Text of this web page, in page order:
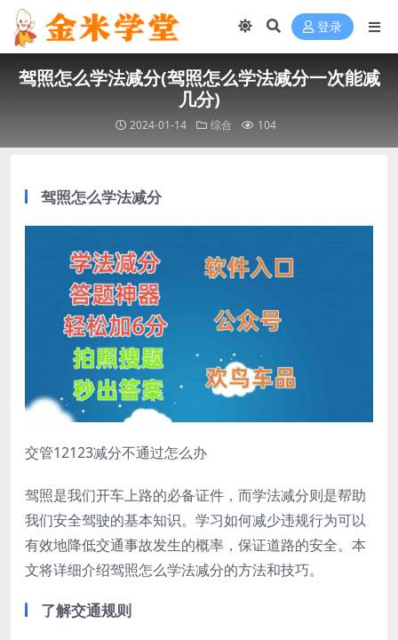
登录
驾照怎么学法减分(驾照怎么学法减分一次能减
几分)
2024-01-14 综合 104
驾照怎么学法减分
交管12123减分不通过怎么办
驾照是我们开车上路的必备证件，而学法减分则是帮助
我们安全驾驶的基本知识。学习如何减少违规行为可以
有效地降低交通事故发生的概率，保证道路的安全。本
文将详细介绍驾照怎么学法减分的方法和技巧。
了解交通规则